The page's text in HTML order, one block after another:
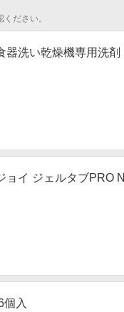
ださい。
器洗い乾燥機専用洗
ョイ ジェルタブPRO
個入